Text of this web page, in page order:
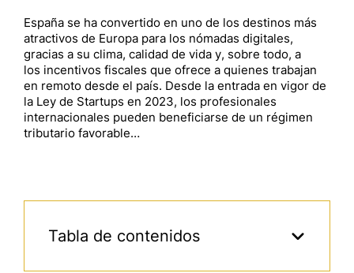
España se ha convertido en uno de los destinos más
atractivos de Europa para los nómadas digitales,
gracias a su clima, calidad de vida y, sobre todo, a
los incentivos fiscales que ofrece a quienes trabajan
en remoto desde el país. Desde la entrada en vigor de
la Ley de Startups en 2023, los profesionales
internacionales pueden beneficiarse de un régimen
tributario favorable…
Tabla de contenidos